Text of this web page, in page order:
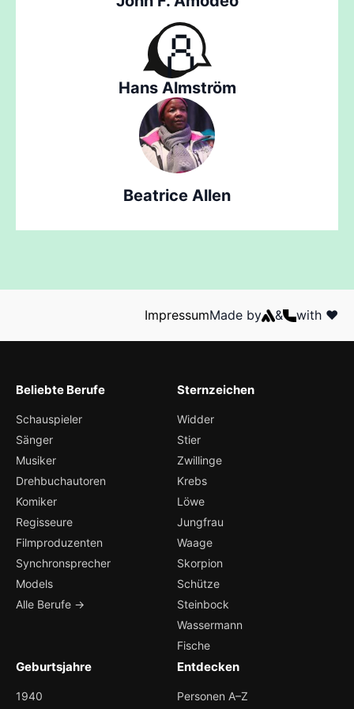
Hans Almström
Beatrice Allen
ImpressumMade by & with ❤️
Beliebte Berufe
Schauspieler
Sänger
Musiker
Drehbuchautoren
Komiker
Regisseure
Filmproduzenten
Synchronsprecher
Models
Alle Berufe →
Sternzeichen
Widder
Stier
Zwillinge
Krebs
Löwe
Jungfrau
Waage
Skorpion
Schütze
Steinbock
Wassermann
Fische
Geburtsjahre
1940
Entdecken
Personen A–Z